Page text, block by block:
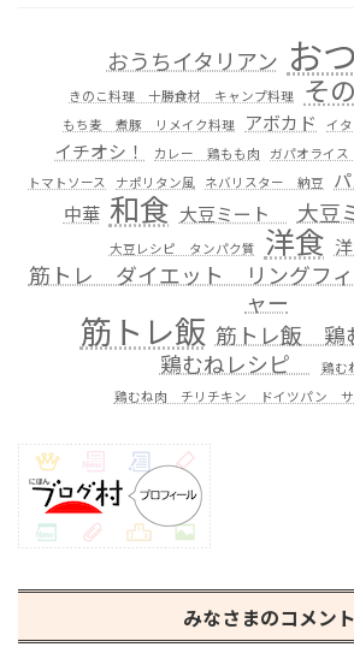
おうちイタリアン お
きのこ料理 十勝食材 キャンプ料理 そ
もち麦 煮豚 リメイク料理 アボカド イ
イチオシ！ カレー 鶏もも肉 ガパオライ
トマトソース ナポリタン風 ネバリスター 納豆
中華 和食 大豆ミート 大豆
大豆レシピ タンパク質 洋食
筋トレ ダイエット リングフィ
ャー
筋トレ飯 筋トレ飯 鶏
鶏むねレシピ
鶏む
鶏むね肉 チリチキン ドイツパン サ
みなさまのコメント